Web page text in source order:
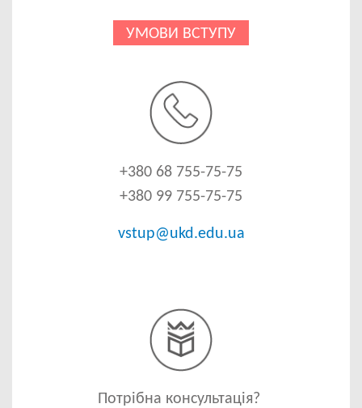
УМОВИ ВСТУПУ
Image
+380 68 755-75-75
+380 99 755-75-75
vstup@ukd.edu.ua
Image
Потрібна консультація?